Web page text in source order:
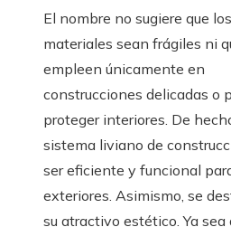
El nombre no sugiere que los
materiales sean frágiles ni
empleen únicamente en
construcciones delicadas o
proteger interiores. De
sistema liviano de
ser eficiente y funcional
exteriores. Asimismo, se
su atractivo estético. Ya sea